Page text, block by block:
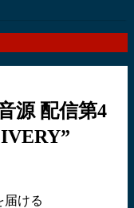
源 配信第4
届ける